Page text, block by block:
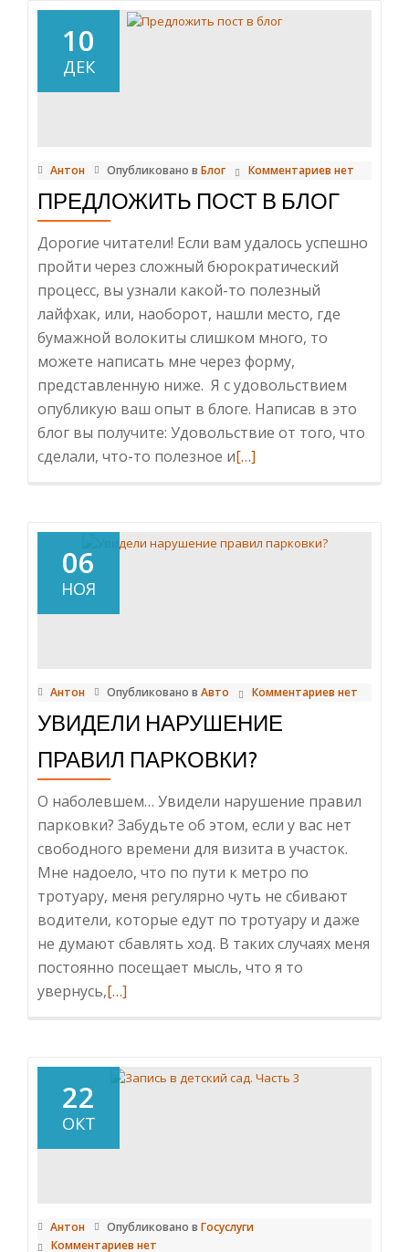
нарушением
10
ДЕК
Антон Опубликовано в Блог Комментариев нет
ПРЕДЛОЖИТЬ ПОСТ В БЛОГ
Дорогие читатели! Если вам удалось успешно
пройти через сложный бюрократический
процесс, вы узнали какой-то полезный
лайфхак, или, наоборот, нашли место, где
бумажной волокиты слишком много, то
можете написать мне через форму,
представленную ниже. Я с удовольствием
опубликую ваш опыт в блоге. Написав в это
блог вы получите: Удовольствие от того, что
сделали, что-то полезное иЧитать
в
[…]
06
НОЯ
Антон Опубликовано в Авто Комментариев нет
УВИДЕЛИ НАРУШЕНИЕ
ПРАВИЛ ПАРКОВКИ?
О наболевшем… Увидели нарушение правил
парковки? Забудьте об этом, если у вас нет
свободного времени для визита в участок.
Мне надоело, что по пути к метро по
тротуару, меня регулярно чуть не сбивают
водители, которые едут по тротуару и даже
не думают сбавлять ход. В таких случаях меня
постоянно посещает мысль, что я то
увернусь,Читать
правил
[…]
22
ОКТ
Антон Опубликовано в Госуслуги
Комментариев нет